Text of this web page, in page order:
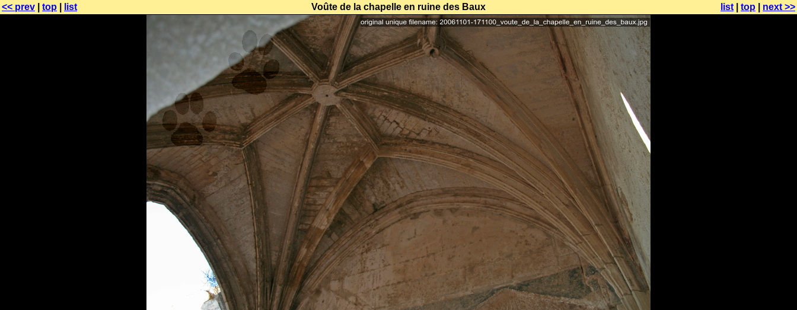
<< prev top list Voûte de la chapelle en ruine des Baux list top next >>